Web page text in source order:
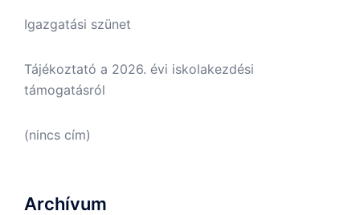
Igazgatási szünet
Tájékoztató a 2026. évi iskolakezdési
támogatásról
(nincs cím)
Archívum